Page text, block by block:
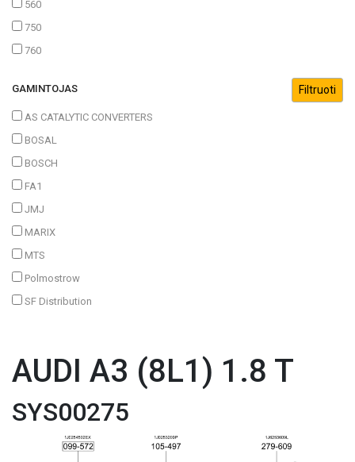
560
750
760
GAMINTOJAS
AS CATALYTIC CONVERTERS
BOSAL
BOSCH
FA1
JMJ
MARIX
MTS
Polmostrow
SF Distribution
AUDI A3 (8L1) 1.8 T
SYS00275